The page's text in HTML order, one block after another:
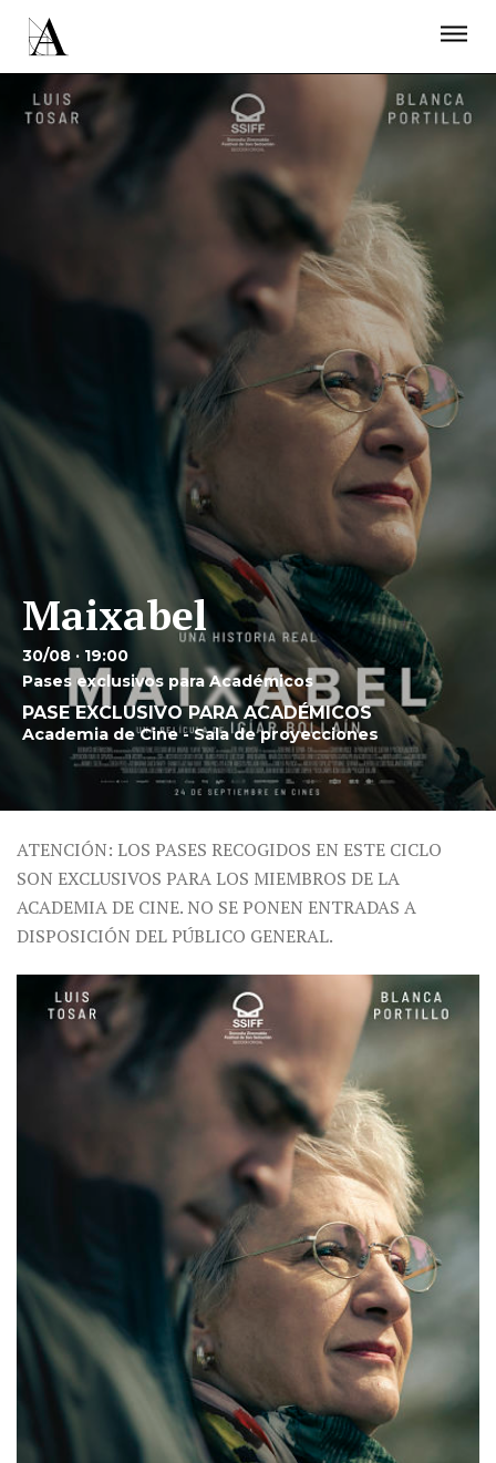
Maixabel
30/08 · 19:00
Pases exclusivos para Académicos
PASE EXCLUSIVO PARA ACADÉMICOS
Academia de Cine - Sala de proyecciones
ATENCIÓN: LOS PASES RECOGIDOS EN ESTE CICLO
SON EXCLUSIVOS PARA LOS MIEMBROS DE LA
ACADEMIA DE CINE. NO SE PONEN ENTRADAS A
DISPOSICIÓN DEL PÚBLICO GENERAL.
ACTUALIDAD
PROYECTOS
RESIDENCIAS
ÚNETE A LA ACADEMIA DE CINE